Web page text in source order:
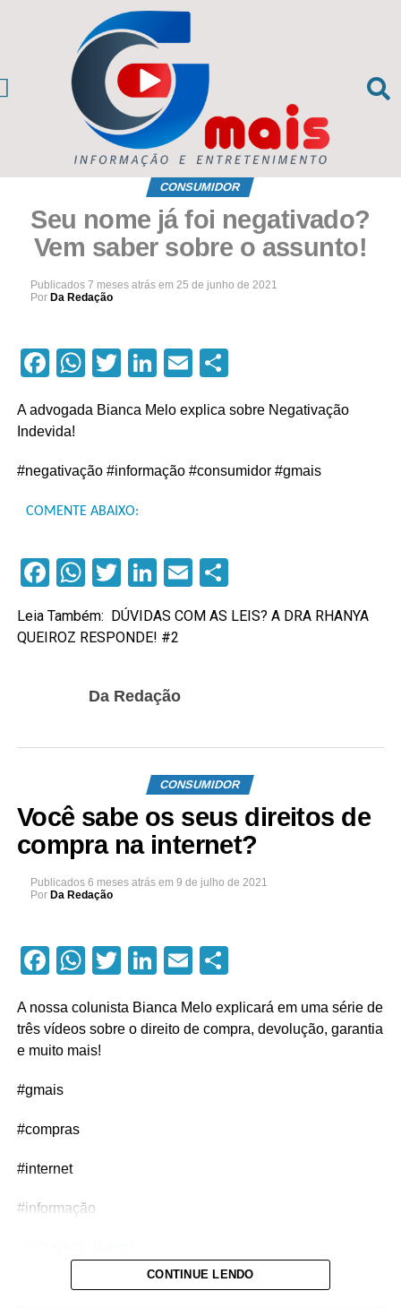
CONSUMIDOR
Seu nome já foi negativado?
Vem saber sobre o assunto!
Publicados 7 meses atrás em 25 de junho de 2021
Por Da Redação
Facebook
WhatsApp
Twitter
LinkedIn
EmailCompartilhar
A advogada Bianca Melo explica sobre Negativação
Indevida!
#negativação #informação #consumidor #gmais
COMENTE ABAIXO:
Facebook
WhatsApp
Twitter
LinkedIn
EmailCompartilhar
Leia Também: DÚVIDAS COM AS LEIS? A DRA RHANYA
QUEIROZ RESPONDE! #2
Da Redação
CONSUMIDOR
Você sabe os seus direitos de
compra na internet?
Publicados 6 meses atrás em 9 de julho de 2021
Por Da Redação
Facebook
WhatsApp
Twitter
LinkedIn
EmailCompartilhar
A nossa colunista Bianca Melo explicará em uma série de
três vídeos sobre o direito de compra, devolução, garantia
e muito mais!
#gmais
#compras
#internet
#informação
CONTINUE LENDO